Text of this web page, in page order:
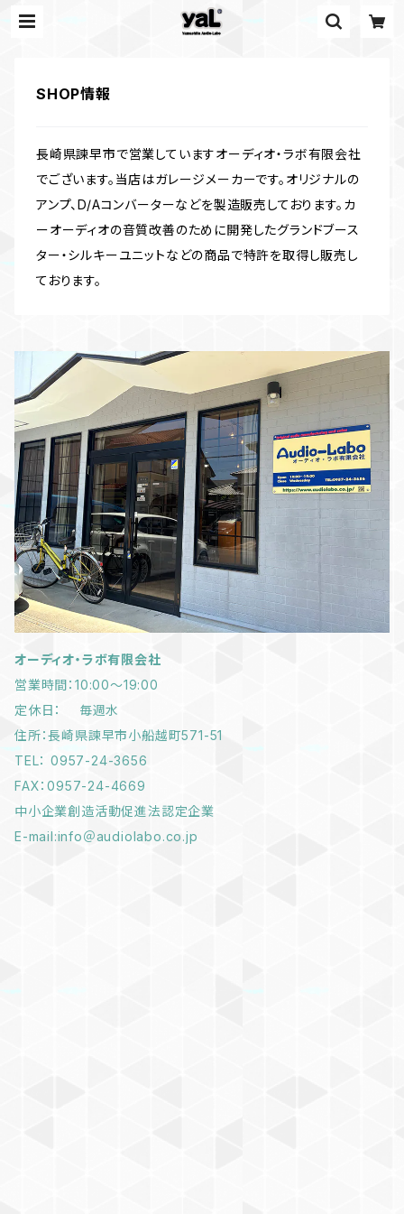
SHOP情報
長崎県諫早市で営業していますオーディオ・ラボ有限会社
でございます。当店はガレージメーカーです。オリジナルの
アンプ、D/Aコンバーターなどを製造販売しております。カ
ーオーディオの音質改善のために開発したグランドブース
ター・シルキーユニットなどの商品で特許を取得し販売し
ております。
オーディオ・ラボ有限会社
営業時間：10:00～19:00
定休日： 毎週水
住所：長崎県諫早市小船越町571-51
TEL： 0957-24-3656
FAX：0957-24-4669
中小企業創造活動促進法認定企業
E-mail:info＠audiolabo.co.jp